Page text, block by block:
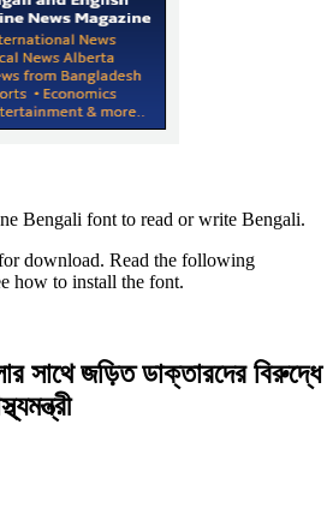
Bengali font to read or write Bengali.
download. Read the following
how to install the font.
সাথে জড়িত ডাক্তারদের বিরুদ্ধে